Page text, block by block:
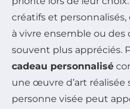
créatifs et
à vivre ensemble ou
souvent plus appréciés.
cadeau personnalisé
une œuvre d’art
personne visée peut